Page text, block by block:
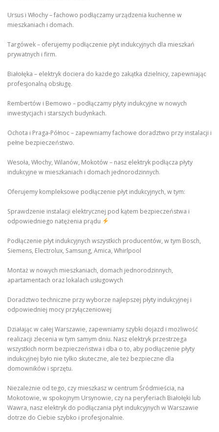
Ursus i Włochy – fachowo podłączamy urządzenia kuchenne w
mieszkaniach i domach.
Targówek – oferujemy podłączenie płyt indukcyjnych dla mieszkań
prywatnych i firm.
Białołęka – elektryk dociera do każdego zakątka dzielnicy, zapewniając
profesjonalną obsługę.
Rembertów i Bemowo – podłączamy płyty indukcyjne w nowych
inwestycjach i starszych budynkach.
Ochota i Praga-Północ – zapewniamy fachowe doradztwo przy instalacji i
pełne bezpieczeństwo.
Wesoła, Włochy, Wilanów, Mokotów – nasz elektryk podłącza płyty
indukcyjne w mieszkaniach i domach jednorodzinnych.
Oferujemy kompleksowe podłączenie płyt indukcyjnych, w tym:
Sprawdzenie instalacji elektrycznej pod kątem bezpieczeństwa i
odpowiedniego natężenia prądu
Podłączenie płyt indukcyjnych wszystkich producentów, w tym Bosch,
Siemens, Electrolux, Samsung, Amica, Whirlpool
Montaż w nowych mieszkaniach, domach jednorodzinnych,
apartamentach oraz lokalach usługowych
Doradztwo techniczne przy wyborze najlepszej płyty indukcyjnej i
odpowiedniej mocy przyłączeniowej
Działając w całej Warszawie, zapewniamy szybki dojazd i możliwość
realizacji zlecenia w tym samym dniu. Nasz elektryk przestrzega
wszystkich norm bezpieczeństwa i dba o to, aby podłączenie płyty
indukcyjnej było nie tylko skuteczne, ale też bezpieczne dla
domowników i sprzętu.
Niezależnie od tego, czy mieszkasz w centrum Śródmieścia, na
Mokotowie, w spokojnym Ursynowie, czy na peryferiach Białołęki lub
Wawra, nasz elektryk do podłączania płyt indukcyjnych w Warszawie
dotrze do Ciebie szybko i profesjonalnie.